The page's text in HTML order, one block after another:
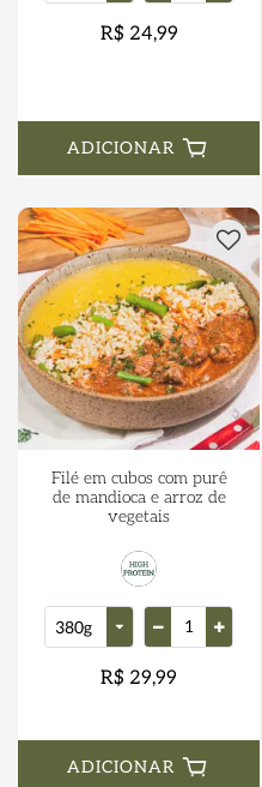
R$ 24,99
ADICIONAR
Filé em cubos com purê
de mandioca e arroz de
vegetais
R$ 29,99
ADICIONAR